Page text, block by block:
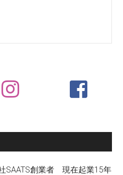
SAATS創業者 現在起業15年